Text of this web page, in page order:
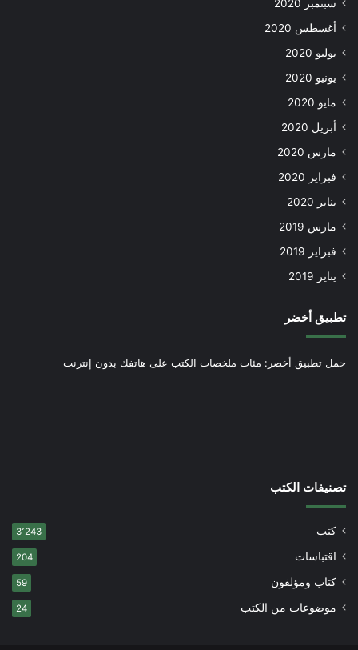
سبتمبر 2020
أغسطس 2020
يوليو 2020
يونيو 2020
مايو 2020
أبريل 2020
مارس 2020
فبراير 2020
يناير 2020
مارس 2019
فبراير 2019
يناير 2019
تطبيق أخضر
حمل تطبيق أخضر: مئات ملخصات الكتب على هاتفك بدون إنترنت
تصنيفات الكتب
كتب 3٬243
اقتباسات 204
كتاب ومؤلفون 59
موضوعات من الكتب 24